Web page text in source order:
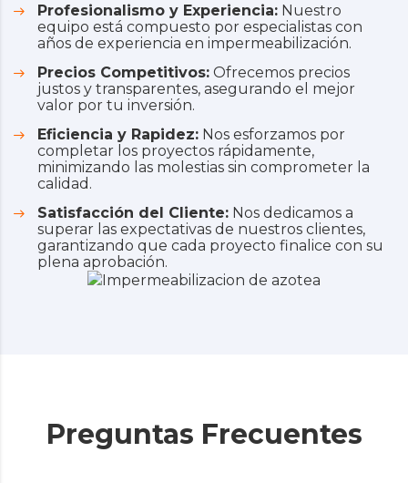
Profesionalismo y Experiencia: Nuestro
equipo está compuesto por especialistas con
años de experiencia en impermeabilización.
Precios Competitivos: Ofrecemos precios
justos y transparentes, asegurando el mejor
valor por tu inversión.
Eficiencia y Rapidez: Nos esforzamos por
completar los proyectos rápidamente,
minimizando las molestias sin comprometer la
calidad.
Satisfacción del Cliente: Nos dedicamos a
superar las expectativas de nuestros clientes,
garantizando que cada proyecto finalice con su
plena aprobación.
Preguntas Frecuentes